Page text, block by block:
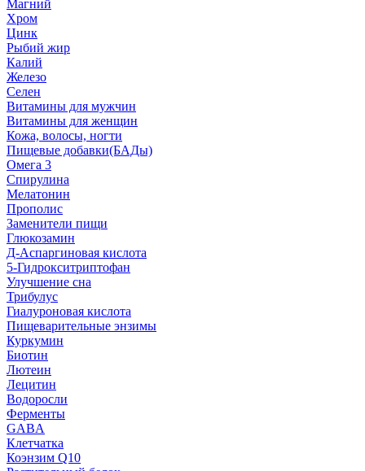
Магний
Хром
Цинк
Рыбий жир
Калий
Железо
Селен
Витамины для мужчин
Витамины для женщин
Кожа, волосы, ногти
Пищевые добавки(БАДы)
Омега 3
Спирулина
Мелатонин
Прополис
Заменители пищи
Глюкозамин
Д-Аспаргиновая кислота
5-Гидрокситриптофан
Улучшение сна
Трибулус
Гиалуроновая кислота
Пищеварительные энзимы
Куркумин
Биотин
Лютеин
Лецитин
Водоросли
Ферменты
GABA
Клетчатка
Коэнзим Q10